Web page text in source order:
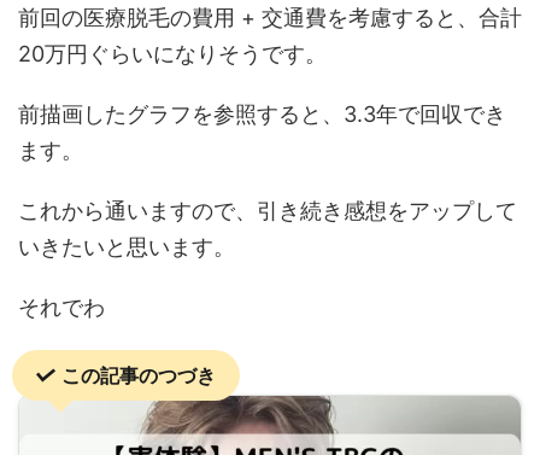
前回の医療脱毛の費用 + 交通費を考慮すると、合計
20万円ぐらいになりそうです。
前描画したグラフを参照すると、3.3年で回収でき
ます。
これから通いますので、引き続き感想をアップして
いきたいと思います。
それでわ
この記事のつづき